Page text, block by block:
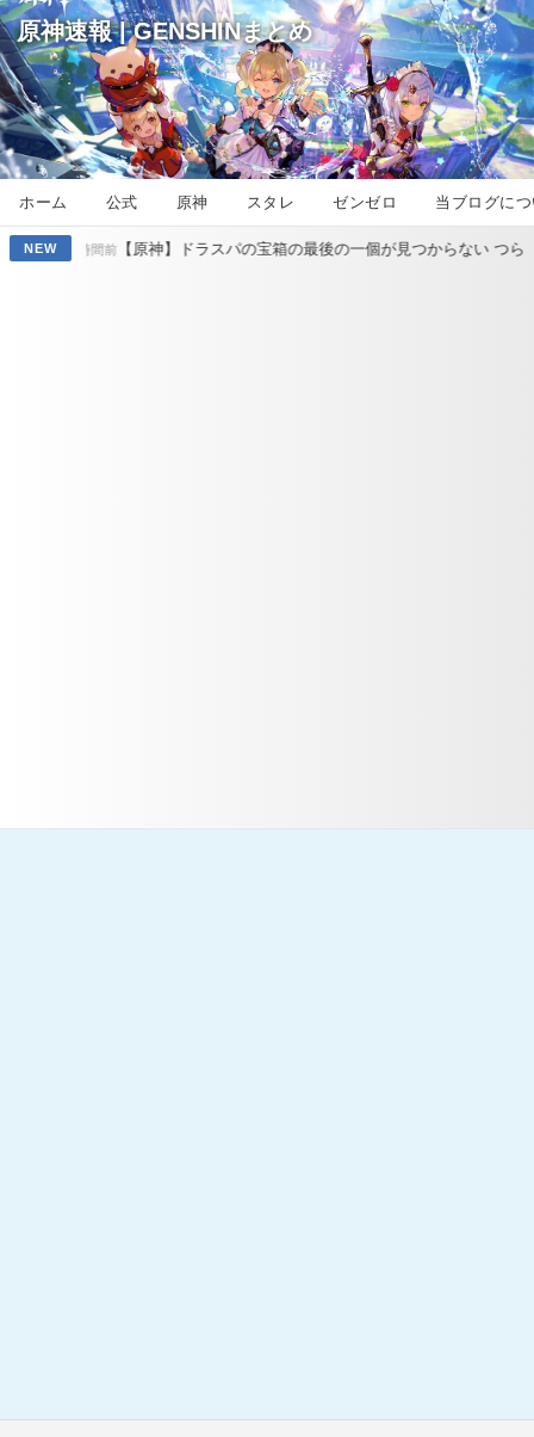
原神速報 | GENSHINまとめ
ホーム 公式 原神 スタレ ゼンゼロ 当ブログに
NEW
【原神】ドラスパの宝箱の最後の一個が見つからない つらい23時間前【原